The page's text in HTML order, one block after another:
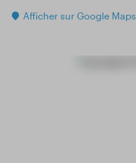
Afficher sur Google Maps